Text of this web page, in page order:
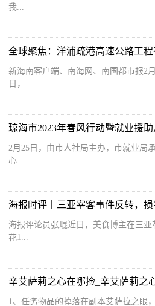
我...
新海南客户端、南海网、南国都市报2
日，...
2月25日，由市人社局主办，市就业局
心...
海报时评丨三亚宰客事件反转，损
海报评论员张琨近日，美食博主在三亚
花1...
辛艾萨莉之心在哪捡_辛艾萨莉之
1、任务物品的掉落在副本艾萨拉之眼